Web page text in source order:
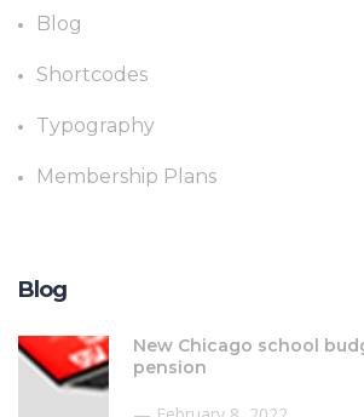
Blog
Shortcodes
Typography
Membership Plans
Blog
New Chicago school
pension